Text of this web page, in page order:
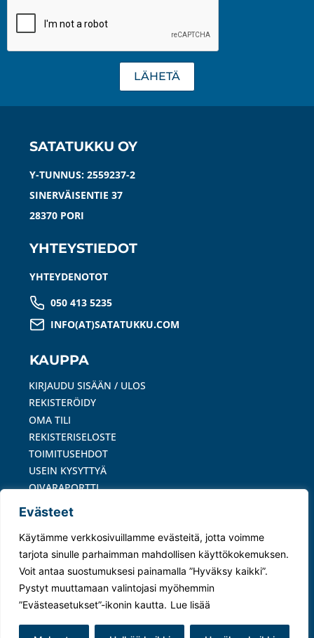
Evästeet
Käytämme verkkosivuillamme evästeitä, jotta voimme
tarjota sinulle parhaimman mahdollisen käyttökokemuksen.
Voit antaa suostumuksesi painamalla ”Hyväksy kaikki”.
Pystyt muuttamaan valintojasi myöhemmin
”Evästeasetukset”-ikonin kautta. Lue lisää
LÄHETÄ
SATATUKKU OY
Y-TUNNUS: 2559237-2
SINERVÄISENTIE 37
28370 PORI
YHTEYSTIEDOT
YHTEYDENOTOT
050 413 5235
INFO(AT)SATATUKKU.COM
KAUPPA
KIRJAUDU SISÄÄN / ULOS
REKISTERÖIDY
OMA TILI
REKISTERISELOSTE
TOIMITUSEHDOT
USEIN KYSYTTYÄ
OIVARAPORTTI
MAKSUTAVAT
© 2024 Satatukku Oy –Tietosuojaseloste